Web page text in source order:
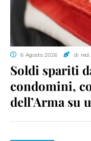
6 Agosto 2026 di red.
Soldi spariti
condomini,
dell’Arma su